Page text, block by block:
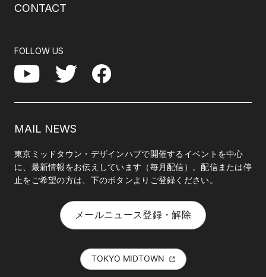
CONTACT
FOLLOW US
YouTube Twitter Facebook
MAIL NEWS
東京ミッドタウン・デザインハブで開催するイベントを中心
に、最新情報をお伝えしています（毎月配信）。配信または停
止をご希望の方は、下のボタンよりご登録ください。
メールニュース登録・解除
TOKYO MIDTOWN